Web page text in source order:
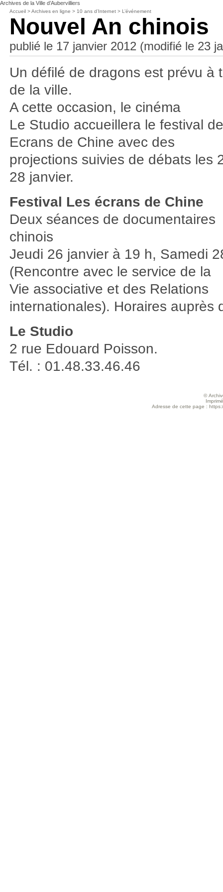
Archives de la Ville d’Aubervilliers
Accueil >Archives en ligne > 10 ans d’Internet >L’événement
Nouvel An chinois
publié le 17 janvier 2012 (modifié le 23
Un défilé de dragons est prévu à
de la ville.
A cette occasion, le cinéma
Le Studio accueillera le festival
Ecrans de Chine avec des
projections suivies de débats les
28 janvier.
Festival Les écrans de Chine
Deux séances de documentaires
chinois
Jeudi 26 janvier à 19 h, Samedi
(Rencontre avec le service de la
Vie associative et des Relations
internationales). Horaires auprès
Le Studio
2 rue Edouard Poisson.
Tél. : 01.48.33.46.46
©
Adresse de cette page :